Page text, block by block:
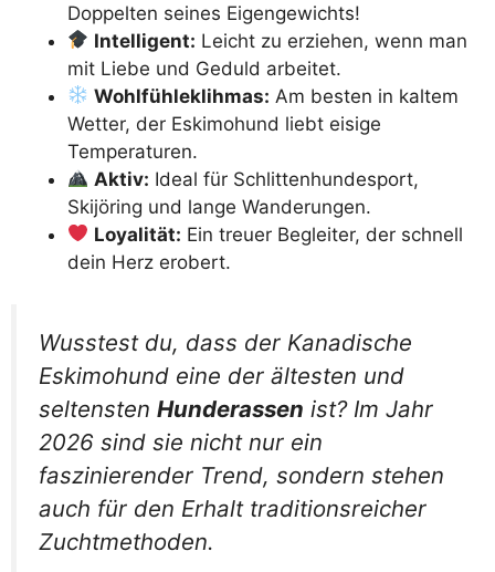
Doppelten seines Eigengewichts!
Intelligent: Leicht zu erziehen, wenn man
mit Liebe und Geduld arbeitet.
Wohlfühleklihmas: Am besten in kaltem
Wetter, der Eskimohund liebt eisige
Temperaturen.
Aktiv: Ideal für Schlittenhundesport,
Skijöring und lange Wanderungen.
Loyalität: Ein treuer Begleiter, der schnell
dein Herz erobert.
Wusstest du, dass der Kanadische
Eskimohund eine der ältesten und
seltensten Hunderassen ist? Im Jahr
2026 sind sie nicht nur ein
faszinierender Trend, sondern stehen
auch für den Erhalt traditionsreicher
Zuchtmethoden.